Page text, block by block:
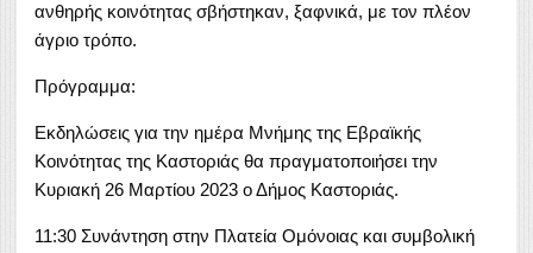
ανθηρής κοινότητας σβήστηκαν, ξαφνικά, με τον πλέον
άγριο τρόπο.
Πρόγραμμα:
Εκδηλώσεις για την ημέρα Μνήμης της Εβραϊκής
Κοινότητας της Καστοριάς θα πραγματοποιήσει την
Κυριακή 26 Μαρτίου 2023 ο Δήμος Καστοριάς.
11:30 Συνάντηση στην Πλατεία Ομόνοιας και συμβολική